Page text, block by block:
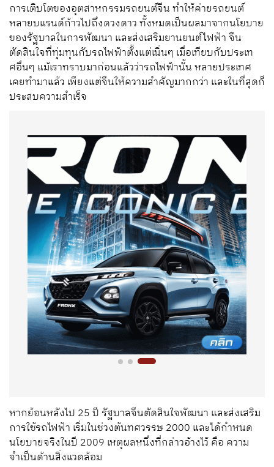
การเติบโตของอุตสาหกรรมรถยนต์จีน ทำให้ค่ายรถยนต์
หลายบแรนด์ก้าวไปถึงดวงดาว ทั้งหมดเป็นผลมาจากนโยบาย
ของรัฐบาลในการพัฒนา และส่งเสริมยานยนต์ไฟฟ้า จีน
ตัดสินใจที่ทุ่มทุนกับรถไฟฟ้าตั้งแต่เนิ่นๆ เมื่อเทียบกับประเท
ศอื่นๆ แม้เราทราบมาก่อนแล้วว่ารถไฟฟ้านั้น หลายประเทศ
เคยทำมาแล้ว เพียงแต่จีนให้ความสำคัญมากกว่า และในที่สุดก็
ประสบความสำเร็จ
หากย้อนหลังไป 25 ปี รัฐบาลจีนตัดสินใจพัฒนา และส่งเสริม
การใช้รถไฟฟ้า เริ่มในช่วงต้นทศวรรษ 2000 และได้กำหนด
นโยบายจริงในปี 2009 เหตุผลหนึ่งที่กล่าวอ้างไว้ คือ ความ
จำเป็นด้านสิ่งแวดล้อม